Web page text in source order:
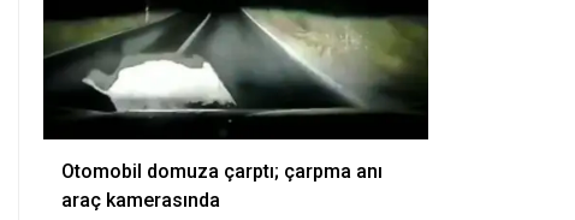
Otomobil domuza çarptı; çarpma anı
araç kamerasında